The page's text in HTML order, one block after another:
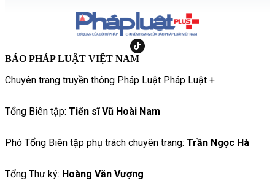
BÁO PHÁP LUẬT VIỆT NAM
Chuyên trang truyền thông Pháp Luật Pháp Luật +
Tổng Biên tập: Tiến sĩ Vũ Hoài Nam
Phó Tổng Biên tập phụ trách chuyên trang: Trần Ngọc Hà
Tổng Thư ký: Hoàng Văn Vượng